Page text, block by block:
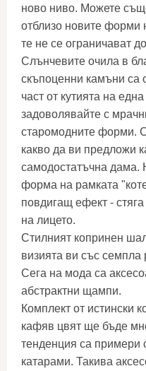
ново ниво. Можете
отблизо новите форми
те не се ограничават
Слънчевите очила в
скъпоценни камъни са
част от кутията на
задоволявайте с
старомодните форми.
какво да ви предложи
самодостатъчна дама.
форма на рамката
повдигащ ефект -
на лицето.
Стилният копринен
визията ви със семпла
Сега на мода са
абстрактни щампи.
Комплект от истински
кафяв цвят ще бъде
тенденция са примери
катарами. Такива